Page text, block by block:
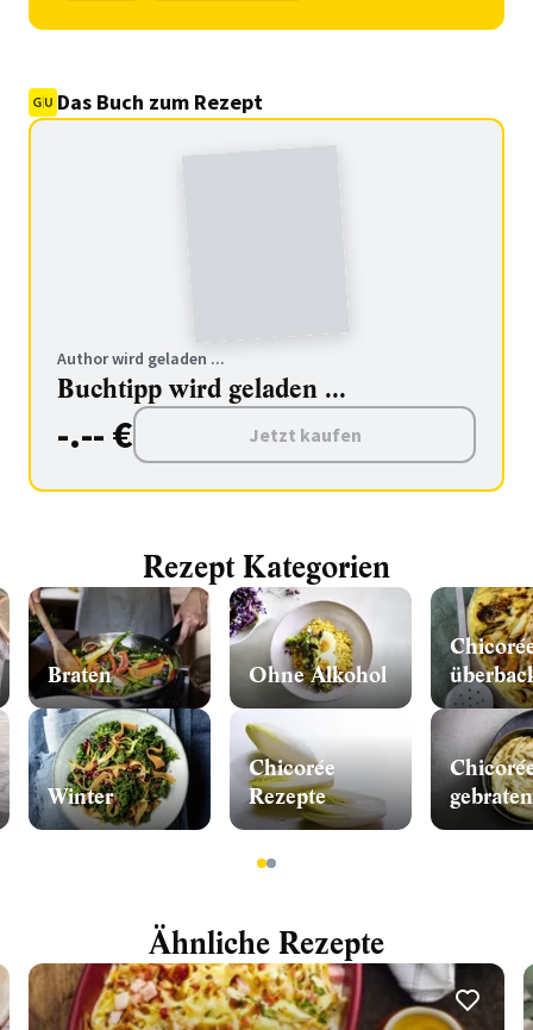
Das Buch zum Rezept
Author wird geladen ...
Buchtipp wird geladen ...
-.-- € Jetzt kaufen
Rezept Kategorien
Braten
Winter
Ohne Alkohol
Chicorée
Rezepte
gebraten
12
Ähnliche Rezepte